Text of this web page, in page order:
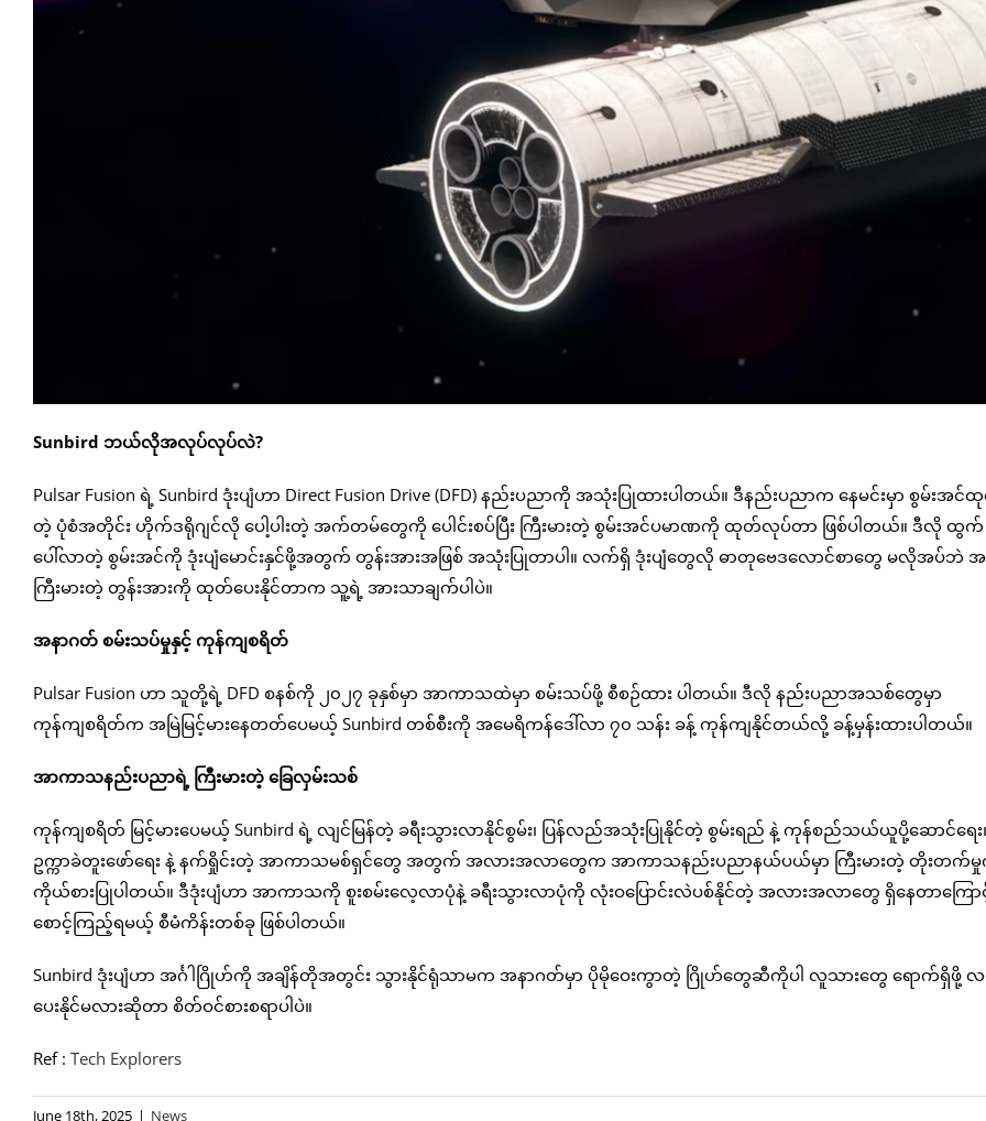
Sunbird ဘယ်လိုအလုပ်လုပ်လဲ?
Pulsar Fusion ရဲ့ Sunbird ဒုံးပျံဟာ Direct Fusion Drive (DFD) နည်းပညာကို အသုံးပြုထားပါတယ်။ ဒီနည်းပညာက နေမင်းမှာ စွမ်းအ
တဲ့ ပုံစံအတိုင်း ဟိုက်ဒရိုဂျင်လို ပေါ့ပါးတဲ့ အက်တမ်တွေကို ပေါင်းစပ်ပြီး ကြီးမားတဲ့ စွမ်းအင်ပမာဏကို ထုတ်လုပ်တာ ဖြစ်ပါတယ်။ ဒီလို ထွက်
ပေါ်လာတဲ့ စွမ်းအင်ကို ဒုံးပျံမောင်းနှင်ဖို့အတွက် တွန်းအားအဖြစ် အသုံးပြုတာပါ။ လက်ရှိ ဒုံးပျံတွေလို ဓာတုဗေဒလောင်စာတွေ မလိုအပ်ဘဲ
ကြီးမားတဲ့ တွန်းအားကို ထုတ်ပေးနိုင်တာက သူ့ရဲ့ အားသာချက်ပါပဲ။
အနာဂတ် စမ်းသပ်မှုနှင့် ကုန်ကျစရိတ်
Pulsar Fusion ဟာ သူတို့ရဲ့ DFD စနစ်ကို ၂၀၂၇ ခုနှစ်မှာ အာကာသထဲမှာ စမ်းသပ်ဖို့ စီစဉ်ထား ပါတယ်။ ဒီလို နည်းပညာအသစ်တွေမှာ
ကုန်ကျစရိတ်က အမြဲမြင့်မားနေတတ်ပေမယ့် Sunbird တစ်စီးကို အမေရိကန်ဒေါ်လာ ၇၀ သန်း ခန့် ကုန်ကျနိုင်တယ်လို့ ခန့်မှန်းထားပါတယ်။
အာကာသနည်းပညာရဲ့ ကြီးမားတဲ့ ခြေလှမ်းသစ်
ကုန်ကျစရိတ် မြင့်မားပေမယ့် Sunbird ရဲ့ လျင်မြန်တဲ့ ခရီးသွားလာနိုင်စွမ်း၊ ပြန်လည်အသုံးပြုနိုင်တဲ့ စွမ်းရည် နဲ့ ကုန်စည်သယ်ယူပို့ဆောင်ရေး၊
ဥက္ကာခဲတူးဖော်ရေး နဲ့ နက်ရှိုင်းတဲ့ အာကာသမစ်ရှင်တွေ အတွက် အလားအလာတွေက အာကာသနည်းပညာနယ်ပယ်မှာ ကြီးမားတဲ့ တိုးတက်
ကိုယ်စားပြုပါတယ်။ ဒီဒုံးပျံဟာ အာကာသကို စူးစမ်းလေ့လာပုံနဲ့ ခရီးသွားလာပုံကို လုံးဝပြောင်းလဲပစ်နိုင်တဲ့ အလားအလာတွေ ရှိနေတာကြော
စောင့်ကြည့်ရမယ့် စီမံကိန်းတစ်ခု ဖြစ်ပါတယ်။
Sunbird ဒုံးပျံဟာ အင်္ဂါဂြိုဟ်ကို အချိန်တိုအတွင်း သွားနိုင်ရုံသာမက အနာဂတ်မှာ ပိုမိုဝေးကွာတဲ့ ဂြိုဟ်တွေဆီကိုပါ လူသားတွေ ရောက်ရှိဖို့ လ
ပေးနိုင်မလားဆိုတာ စိတ်ဝင်စားစရာပါပဲ။
Ref : Tech Explorers
June 18th, 2025 | News